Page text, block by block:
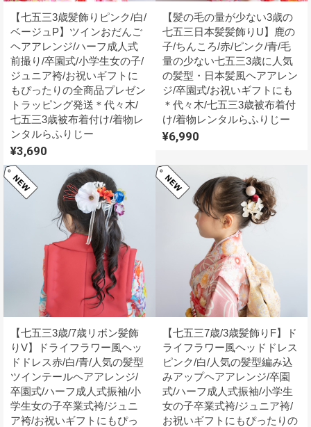
【七五三3歳髪飾りピンク/白/
ベージュP】ツインおだんご
ヘアアレンジ/ハーフ成人式
前撮り/卒園式/小学生女の子/
ジュニア袴/お祝いギフトに
もぴったりの全商品プレゼン
トラッピング発送＊代々木/
七五三3歳被布着付け/着物レ
ンタルらふりじー
¥3,690
【髪の毛の量が少ない3歳の
七五三日本髪髪飾りU】鹿の
子/ちんころ/赤/ピンク/青/毛
量の少ない七五三3歳に人気
の髪型・日本髪風ヘアアレン
ジ/卒園式/お祝いギフトにも
＊代々木/七五三3歳被布着付
け/着物レンタルらふりじー
¥6,990
【七五三3歳/7歳リボン髪飾
りV】ドライフラワー風ヘッ
ドドレス赤/白/青/人気の髪型
ツインテールヘアアレンジ/
卒園式/ハーフ成人式振袖/小
学生女の子卒業式袴/ジュニ
ア袴/お祝いギフトにもぴっ
【七五三7歳/3歳髪飾りF】ド
ライフラワー風ヘッドドレス
ピンク/白/人気の髪型編み込
みアップヘアアレンジ/卒園
式/ハーフ成人式振袖/小学生
女の子卒業式袴/ジュニア袴/
お祝いギフトにもぴったりの